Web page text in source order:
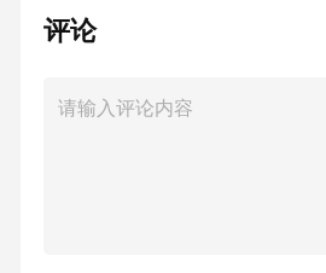
正当利益。
评论